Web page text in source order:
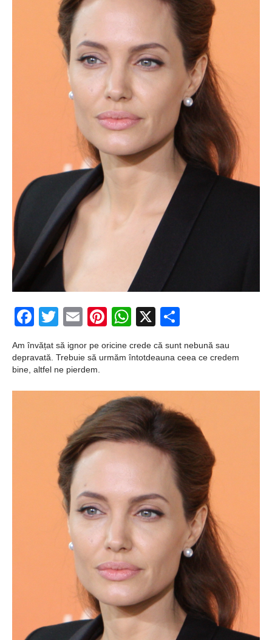
zburătoare în Mexic
Magia în Thailanda
Madona lacrimilor
din Siracusa
(Silcilia)
Uimitoarea viaţă a
Teresei Neumann
Derba, un oraş
misterios vizitat şi
de sfântul Petre
Vrăjitorul Merlin şi
regele Arthur
magie neagră
Facebook
Twitter
EmailPinterest
WhatsApp
X
Am învățat să ignor pe oricine crede că sunt nebună sau
depravată. Trebuie să urmăm întotdeauna ceea ce credem
bine, altfel ne pierdem.